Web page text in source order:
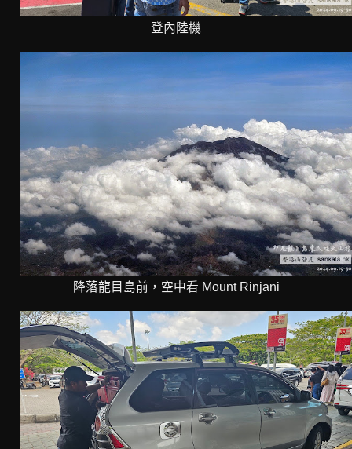
登內陸機
降落龍目島前，空中看 Mount Rinjani